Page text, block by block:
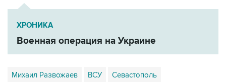
ХРОНИКА
Военная операция на Украине
Михаил Развожаев ВСУ Севастополь